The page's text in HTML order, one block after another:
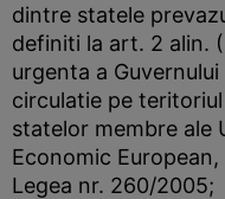
dintre statele
definiti la art. 2 alin.
urgenta a
circulatie pe
statelor membre ale
Economic
Legea nr. 260/2005;